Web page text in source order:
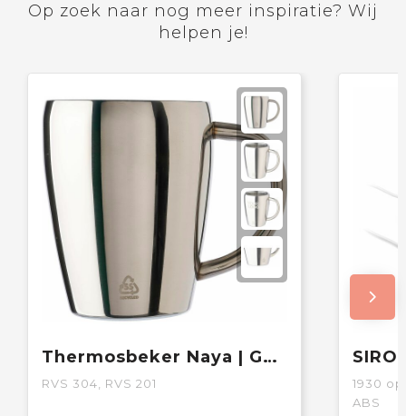
Op zoek naar nog meer inspiratie? Wij
helpen je!
Thermosbeker Naya | Gerecycled | 200 ml | 2 stuks
RVS 304, RVS 201 1930
ABS